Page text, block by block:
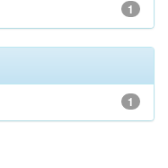
1
1